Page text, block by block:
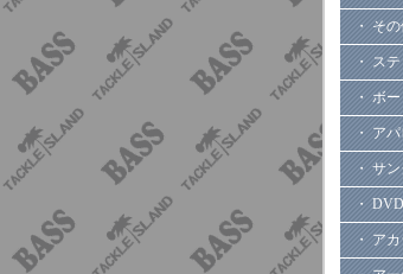
・ そ
・ ス
・ ボ
・ ア
・ サ
・
・ ア